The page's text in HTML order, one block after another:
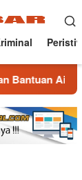
Bersih untuk